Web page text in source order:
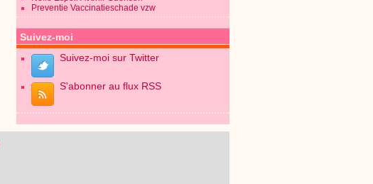
Preventie Vaccinatieschade vzw
Suivez-moi
Suivez-moi sur Twitter
S'abonner au flux RSS